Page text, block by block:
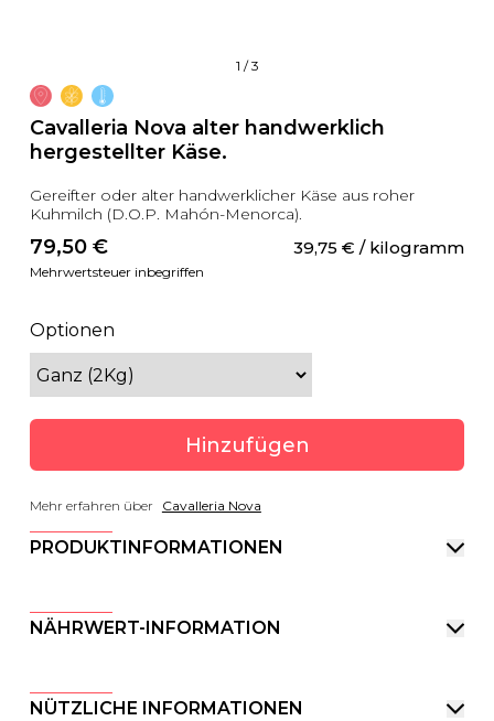
1 /3
Cavalleria Nova alter handwerklich
hergestellter Käse.
Gereifter oder alter handwerklicher Käse aus roher
Kuhmilch (D.O.P. Mahón-Menorca).
79,50 € 39,75 € / kilogramm
Mehrwertsteuer inbegriffen
Optionen
Hinzufügen
Mehr erfahren über Cavalleria Nova
PRODUKTINFORMATIONEN
NÄHRWERT-INFORMATION
NÜTZLICHE INFORMATIONEN